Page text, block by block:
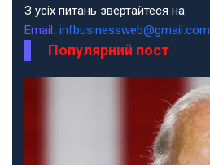
З усіх питань звертайтеся на
Email: infbusinessweb@gmail.com
Популярний пост